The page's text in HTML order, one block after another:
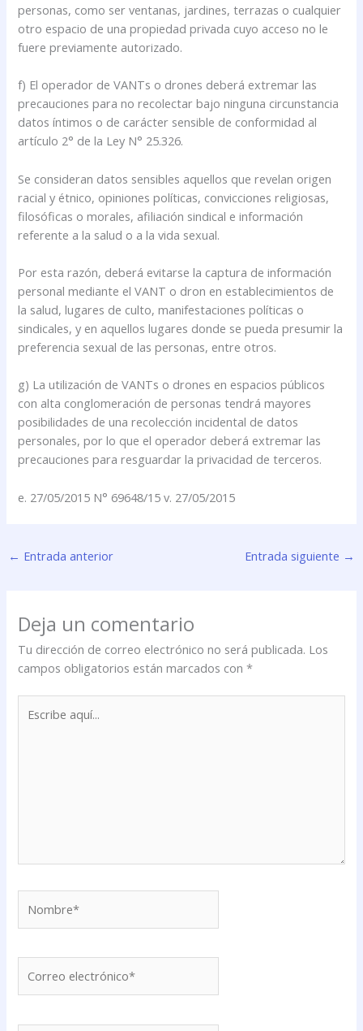
personas, como ser ventanas, jardines, terrazas o cualquier
otro espacio de una propiedad privada cuyo acceso no le
fuere previamente autorizado.
f) El operador de VANTs o drones deberá extremar las
precauciones para no recolectar bajo ninguna circunstancia
datos íntimos o de carácter sensible de conformidad al
artículo 2° de la Ley N° 25.326.
Se consideran datos sensibles aquellos que revelan origen
racial y étnico, opiniones políticas, convicciones religiosas,
filosóficas o morales, afiliación sindical e información
referente a la salud o a la vida sexual.
Por esta razón, deberá evitarse la captura de información
personal mediante el VANT o dron en establecimientos de
la salud, lugares de culto, manifestaciones políticas o
sindicales, y en aquellos lugares donde se pueda presumir la
preferencia sexual de las personas, entre otros.
g) La utilización de VANTs o drones en espacios públicos
con alta conglomeración de personas tendrá mayores
posibilidades de una recolección incidental de datos
personales, por lo que el operador deberá extremar las
precauciones para resguardar la privacidad de terceros.
e. 27/05/2015 N° 69648/15 v. 27/05/2015
← Entrada anterior Entrada siguiente →
Deja un comentario
Tu dirección de correo electrónico no será publicada. Los
campos obligatorios están marcados con*
aquí...
electrónico*